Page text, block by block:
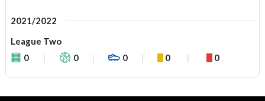
2021/2022
League Two
0
0 0 0 0